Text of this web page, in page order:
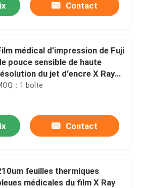
Contact
médical d'impression de Fuji
pouce sensible de haute
du jet d'encre X Ray
10X12
：1 boîte
Contact
feuilles thermiques
médicales du film X Ray